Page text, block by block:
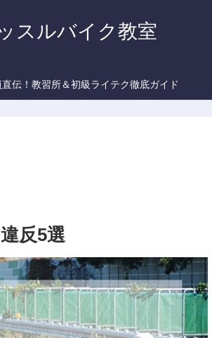
スルバイク教室
伝！教習所＆初級ライテク徹底ガイド
反5選